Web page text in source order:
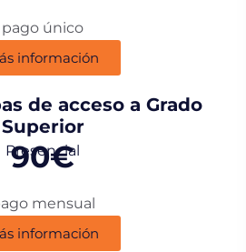
pago único
información
de acceso a Grado
Superior
Presencial
90€
mensual
información